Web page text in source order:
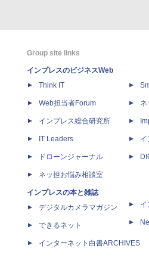
Group site links
インプレスのビジネスWeb
Think IT
Web担当者Forum
インプレス総合研究所
IT Leaders
ドローンジャーナル
ネッ担お悩み相談室
インプレスの本と雑誌
デジタルカメラマガジン
できるネット
インターネット白書ARCHIVES
ネ
イ
イ